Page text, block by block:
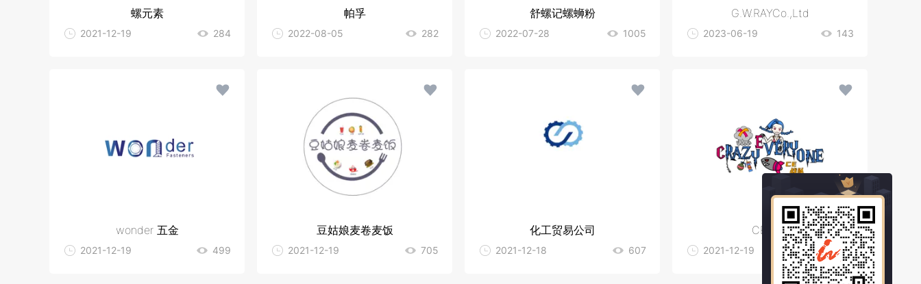
螺元素
2021-12-19 284
帕孚
2022-08-05 282
舒螺记螺蛳粉
2022-07-28 1005
G.W.RAYCo.,Ltd
2023-06-19 143
wonder 五金
2021-12-19 499
豆姑娘麦卷麦饭
2021-12-19 705
化工贸易公司
2021-12-18 607
CE战队
2021-12-19 601